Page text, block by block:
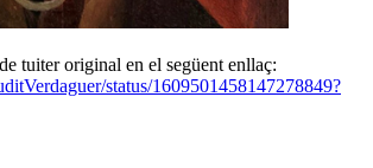
tuiter original en el següent enllaç:
status/1609501458147278849?